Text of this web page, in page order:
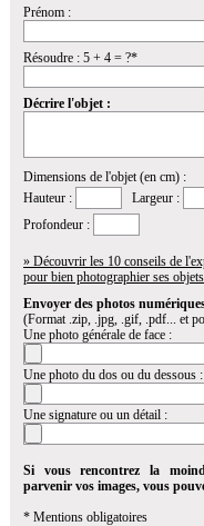
Prénom :
Résoudre : 5 + 4 = ?*
Décrire l'objet :
Dimensions de l'objet (en cm) :
Hauteur :
Largeur :
Profondeur :
» Découvrir les 10 conseils de
pour bien photographier ses
Envoyer des photos
(Format .zip, .jpg, .gif, .pdf... et
Une photo générale de face :
Une photo du dos ou du dessous :
Une signature ou un détail :
Si vous rencontrez la
parvenir vos images, vous
* Mentions obligatoires